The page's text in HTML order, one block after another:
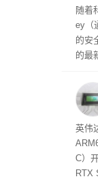
这一
（
户
随着
ey（
的安
的最
内
以利
并
在线
件是
软件
态
英伟
C）
RTX